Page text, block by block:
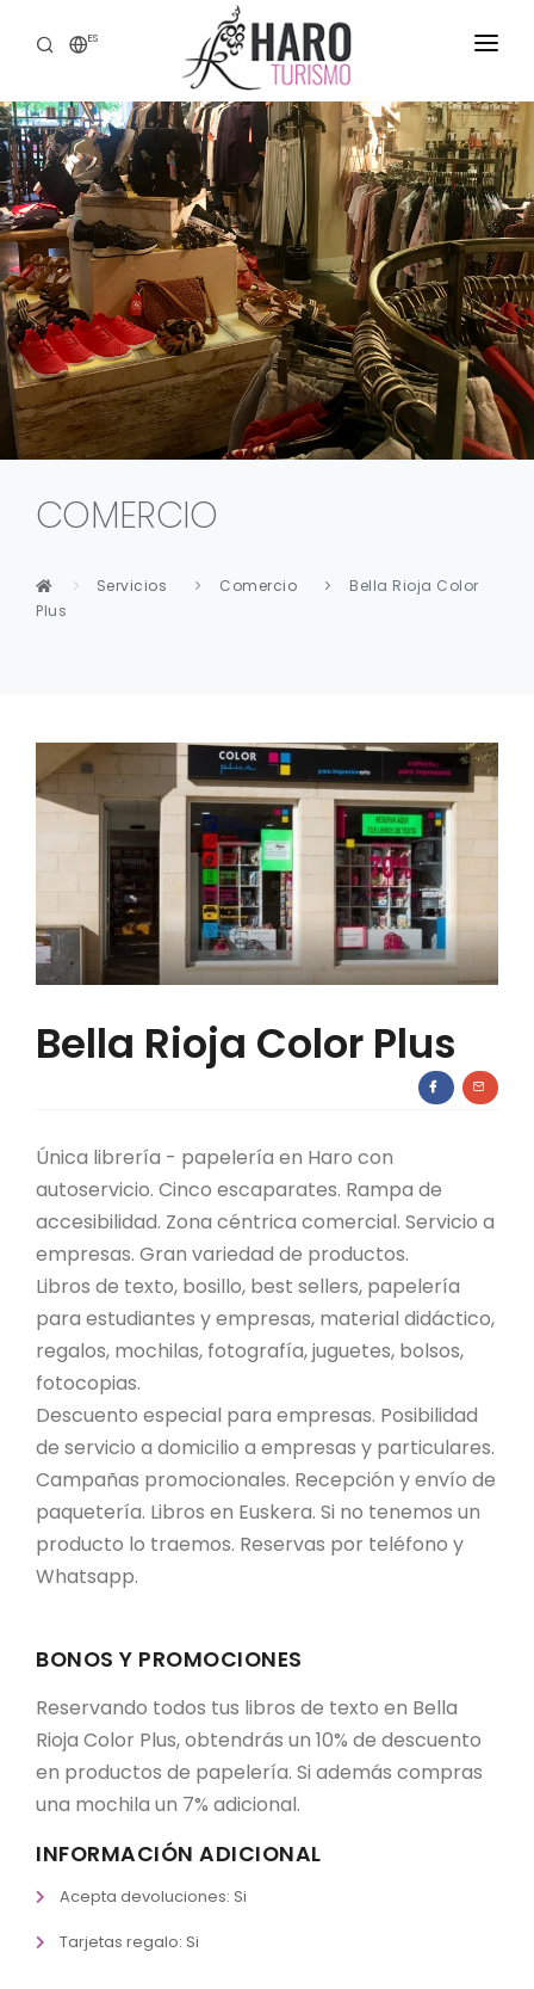
ES
DESCUBRE HARO
SERVICIOS
PATRIMONIO
ENOTURISMO
GASTRONOMÍA
EXPERIENCIAS
CONTACTO
COMERCIO
Servicios Comercio
Bella Rioja Color
Plus
Bella Rioja Color Plus
Única librería - papelería en Haro con
autoservicio. Cinco escaparates. Rampa de
accesibilidad. Zona céntrica comercial. Servicio a
empresas. Gran variedad de productos.
Libros de texto, bosillo, best sellers, papelería
para estudiantes y empresas, material didáctico,
regalos, mochilas, fotografía, juguetes, bolsos,
fotocopias.
Descuento especial para empresas. Posibilidad
de servicio a domicilio a empresas y particulares.
Campañas promocionales. Recepción y envío de
paquetería. Libros en Euskera. Si no tenemos un
producto lo traemos. Reservas por teléfono y
Whatsapp.
BONOS Y PROMOCIONES
Reservando todos tus libros de texto en Bella
Rioja Color Plus, obtendrás un 10% de descuento
en productos de papelería. Si además compras
una mochila un 7% adicional.
INFORMACIÓN ADICIONAL
Acepta devoluciones: Si
Tarjetas regalo: Si